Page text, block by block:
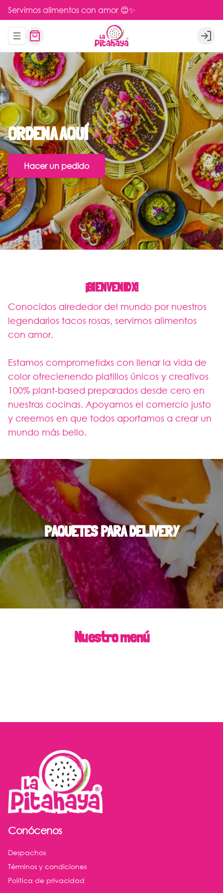
Servimos alimentos con amor 😊✨
Abrir menu de navegación Login
ORDENAAQUÍ
Hacer un pedido
¡BIENVENIDX!
Conocidos alrededor del mundo por nuestros
legendarios tacos rosas, servimos alimentos
con amor.
Estamos comprometidxs con llenar la vida de
color ofrecienendo platillos únicos y creativos
100% plant-based preparados desde cero en
nuestras cocinas. Apoyamos el comercio justo
y creemos en que todos aportamos a crear un
mundo más bello.
PAQUETES PARA DELIVERY
Nuestro menú
Conócenos
Despachos
Términos y condiciones
Política de privacidad